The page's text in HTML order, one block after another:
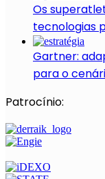
Os
tecnologias
Gartner:
para o
Patrocínio: